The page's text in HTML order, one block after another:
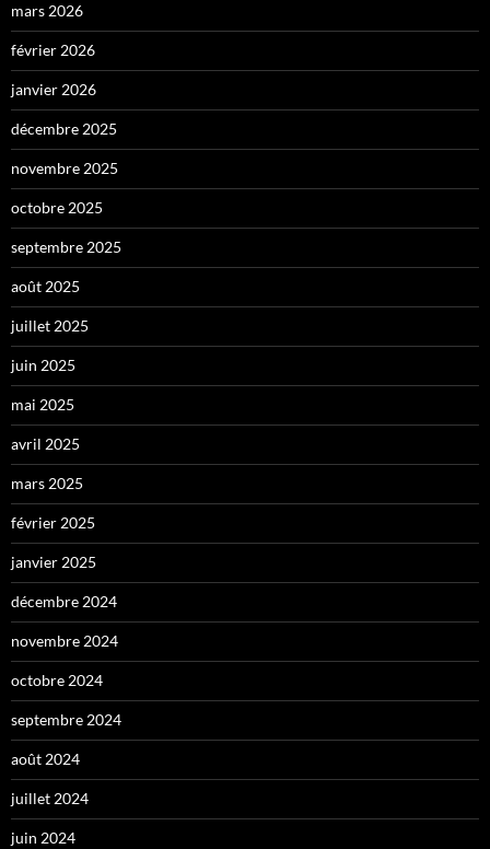
mars 2026
février 2026
janvier 2026
décembre 2025
novembre 2025
octobre 2025
septembre 2025
août 2025
juillet 2025
juin 2025
mai 2025
avril 2025
mars 2025
février 2025
janvier 2025
décembre 2024
novembre 2024
octobre 2024
septembre 2024
août 2024
juillet 2024
juin 2024